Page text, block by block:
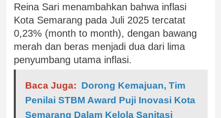
Reina Sari menambahkan bahwa inflasi
Kota Semarang pada Juli 2025 tercatat
0,23% (month to month), dengan bawang
merah dan beras menjadi dua dari lima
penyumbang utama inflasi.
Baca Juga: Dorong Kemajuan, Tim
Penilai STBM Award Puji Inovasi Kota
Semarang Dalam Kelola Sanitasi